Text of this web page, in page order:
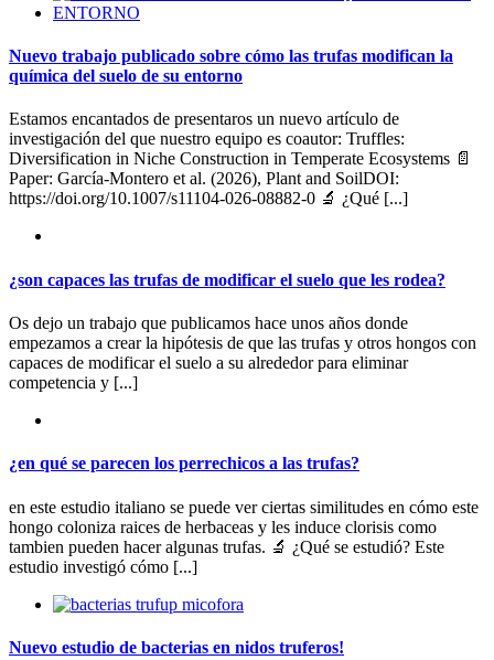
Nuevo trabajo publicado sobre cómo las trufas modifican la
química del suelo de su entorno
Estamos encantados de presentaros un nuevo artículo de
investigación del que nuestro equipo es coautor: Truffles:
Diversification in Niche Construction in Temperate Ecosystems 📄
Paper: García-Montero et al. (2026), Plant and SoilDOI:
https://doi.org/10.1007/s11104-026-08882-0 🔬 ¿Qué [...]
¿son capaces las trufas de modificar el suelo que les rodea?
Os dejo un trabajo que publicamos hace unos años donde
empezamos a crear la hipótesis de que las trufas y otros hongos con
capaces de modificar el suelo a su alrededor para eliminar
competencia y [...]
¿en qué se parecen los perrechicos a las trufas?
en este estudio italiano se puede ver ciertas similitudes en cómo este
hongo coloniza raices de herbaceas y les induce clorisis como
tambien pueden hacer algunas trufas. 🔬 ¿Qué se estudió? Este
estudio investigó cómo [...]
Nuevo estudio de bacterias en nidos truferos!